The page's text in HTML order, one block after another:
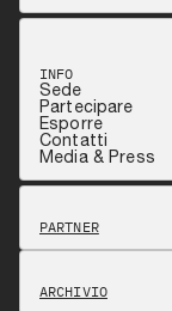
INFO
Sede
Partecipare
Esporre
Contatti
Media & Press
PARTNER
ARCHIVIO